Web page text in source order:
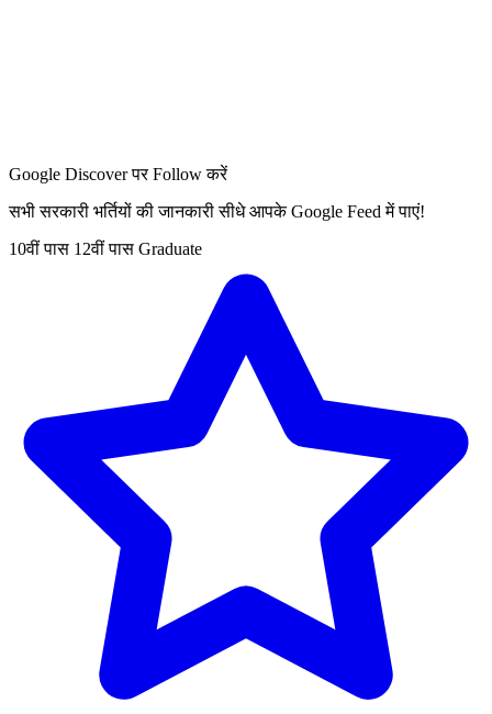
Google Discover पर Follow करें
सभी सरकारी भर्तियों की जानकारी सीधे आपके Google Feed में पाएं!
10वीं पास 12वीं पास Graduate